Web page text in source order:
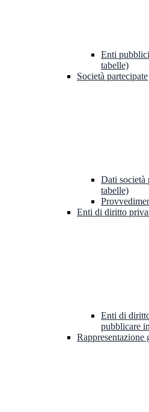
Enti
tabelle)
Società partecipate
Dati società
tabelle)
Enti di diritto
Enti di
pubblicare
Rappresentazione